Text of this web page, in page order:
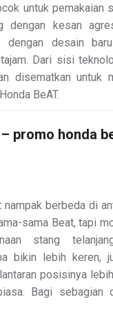
untuk pemakaian
dengan kesan
dengan desain
Dari sisi
disematkan untuk
BeAT.
promo honda
berbeda di
sama Beat, tapi
stang
bikin lebih keren,
posisinya
Bagi sebagian